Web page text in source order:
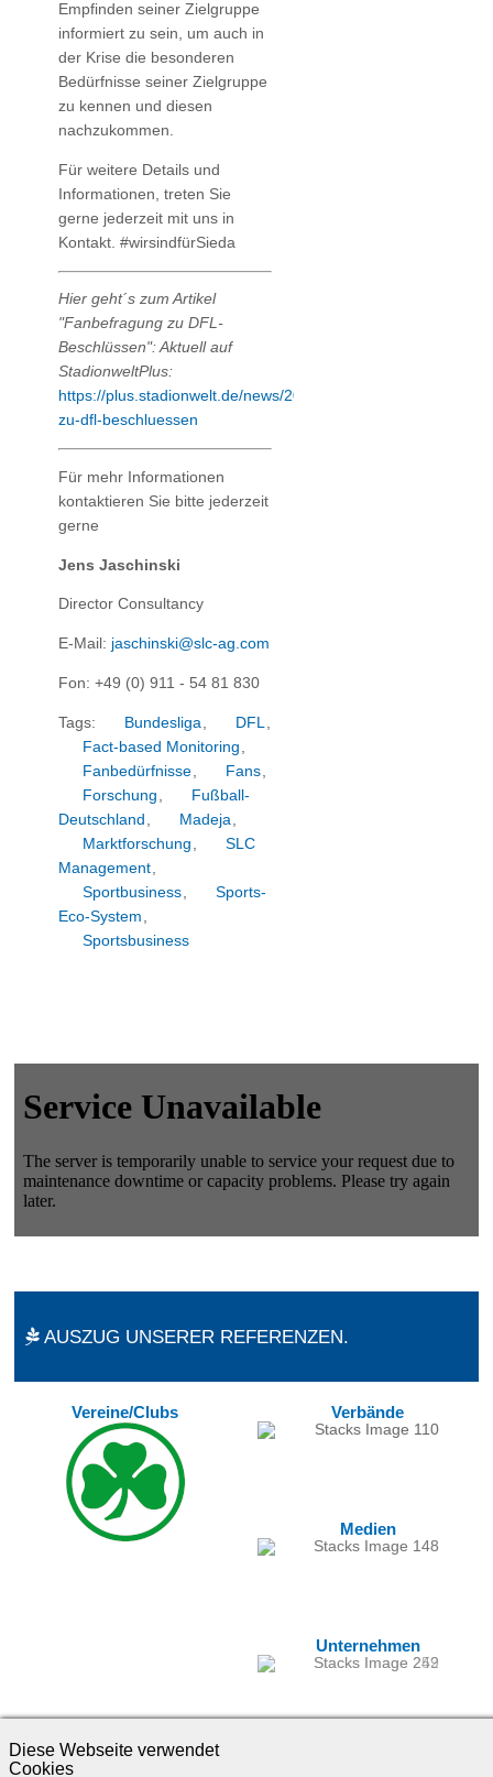
Empfinden seiner Zielgruppe
informiert zu sein, um auch in
der Krise die besonderen
Bedürfnisse seiner Zielgruppe
zu kennen und diesen
nachzukommen.
Für weitere Details und
Informationen, treten Sie
gerne jederzeit mit uns in
Kontakt. #wirsindfürSieda
Hier geht´s zum Artikel
"Fanbefragung zu DFL-
Beschlüssen": Aktuell auf
StadionweltPlus:
https://plus.stadionwelt.de/news/20907/fanbefragung-
zu-dfl-beschluessen
Für mehr Informationen
kontaktieren Sie bitte jederzeit
gerne
Jens Jaschinski
Director Consultancy
E-Mail: jaschinski@slc-ag.com
Fon: +49 (0) 911 - 54 81 830
Tags: Bundesliga DFL
Fact-based Monitoring
Fanbedürfnisse
Fans
Forschung
Fußball-
Deutschland
Madeja
Marktforschung
SLC
Management
Sportbusiness
Sports-
Eco-System
Sportsbusiness
AUSZUG UNSERER REFERENZEN.
Vereine/Clubs Verbände
Medien
Unternehmen
Diese Webseite verwendet
Cookies